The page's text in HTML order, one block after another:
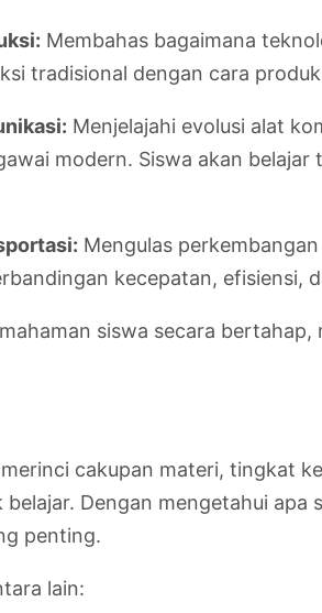
Membahas bagaimana
tradisional dengan cara
Menjelajahi evolusi alat
modern. Siswa akan
Mengulas
kecepatan, efisiensi,
siswa secara
cakupan materi, tingkat
Dengan mengetahui
penting.
lain: